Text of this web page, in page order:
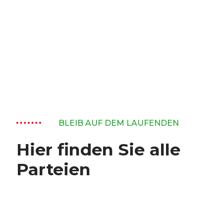
BLEIB AUF DEM LAUFENDEN
Hier finden Sie alle
Parteien